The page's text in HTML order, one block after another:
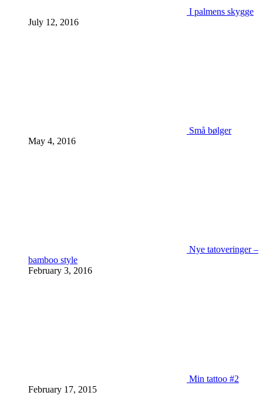
I palmens skygge
July 12, 2016
Små bølger
May 4, 2016
Nye tatoveringer –
bamboo style
February 3, 2016
Min tattoo #2
February 17, 2015